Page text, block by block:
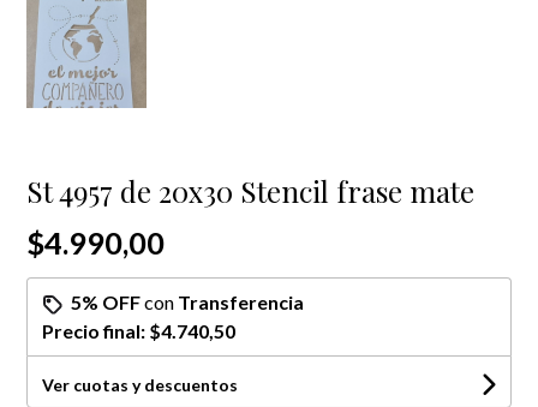
St 4957 de 20x30 Stencil frase mate
$4.990,00
5% OFFcon Transferencia
Precio final: $4.740,50
Ver cuotas y descuentos